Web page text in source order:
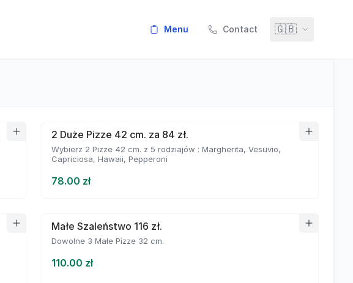
menu Contact 🇬🇧
2 Duże Pizze 42 cm. za 84 zł.
Wybierz 2 Pizze 42 cm. z 5 rodziajów : Margherita, Vesuvio,
Capriciosa, Hawaii, Pepperoni
78.00 zł
Małe Szaleństwo 116 zł.
Dowolne 3 Małe Pizze 32 cm.
110.00 zł